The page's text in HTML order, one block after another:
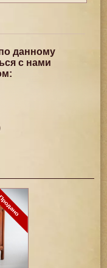
данному
с нами